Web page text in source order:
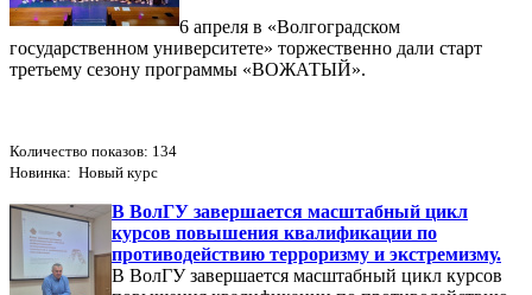
6 апреля в «Волгоградском
государственном университете» торжественно дали старт
третьему сезону программы «ВОЖАТЫЙ».
Количество показов: 134
Новинка: Новый курс
В ВолГУ завершается масштабный цикл
курсов повышения квалификации по
противодействию терроризму и экстремизму.
В ВолГУ завершается масштабный цикл курсов